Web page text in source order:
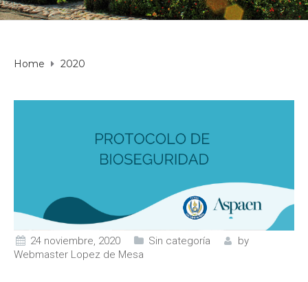
Home 2020
24 noviembre, 2020 Sin categoría
by
Webmaster Lopez de Mesa